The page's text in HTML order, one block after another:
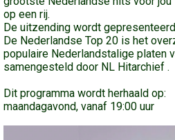
op een rij.
De uitzending wordt
De Nederlandse Top 20 is het
populaire Nederlandstalige platen
samengesteld door NL Hitarchief .
Dit programma wordt herhaald op:
maandagavond, vanaf 19:00 uur